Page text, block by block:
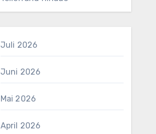
Juli 2026
Juni 2026
Mai 2026
April 2026